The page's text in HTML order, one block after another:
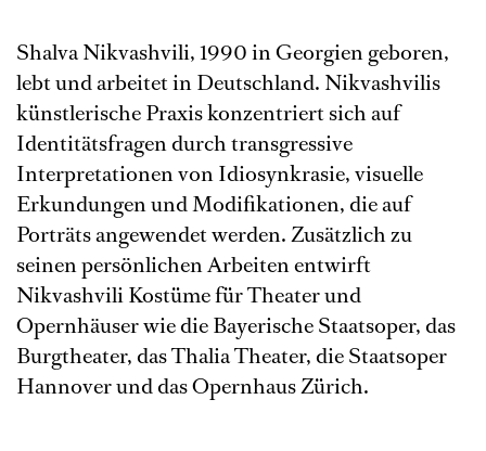
Shalva Nikvashvili, 1990 in Georgien geboren,
lebt und arbeitet in Deutschland. Nikvashvilis
künstlerische Praxis konzentriert sich auf
Identitätsfragen durch transgressive
Interpretationen von Idiosynkrasie, visuelle
Erkundungen und Modifikationen, die auf
Porträts angewendet werden. Zusätzlich zu
seinen persönlichen Arbeiten entwirft
Nikvashvili Kostüme für Theater und
Opernhäuser wie die Bayerische Staatsoper, das
Burgtheater, das Thalia Theater, die Staatsoper
Hannover und das Opernhaus Zürich.